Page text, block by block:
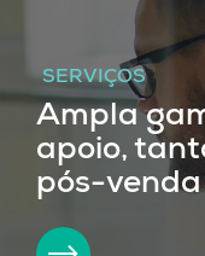
SERVIÇOS
Ampla
apoio,
pós-venda